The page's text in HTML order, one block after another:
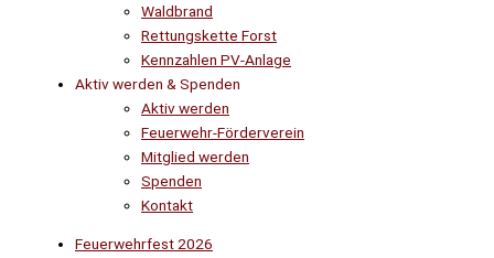
Waldbrand
Rettungskette Forst
Kennzahlen PV-Anlage
Aktiv werden & Spenden
Aktiv werden
Feuerwehr-Förderverein
Mitglied werden
Spenden
Kontakt
Feuerwehrfest 2026